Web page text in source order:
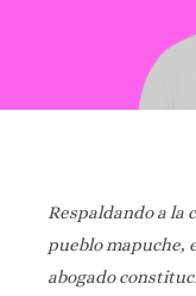
Respaldando a la
pueblo mapuche,
abogado